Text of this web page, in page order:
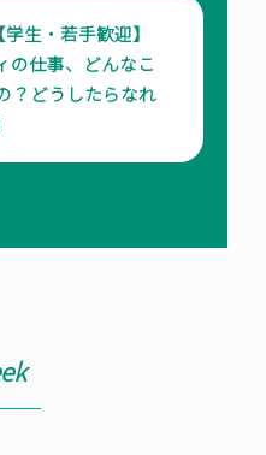
生・若手歓迎】
の仕事、どんなこ
？どうしたらなれ